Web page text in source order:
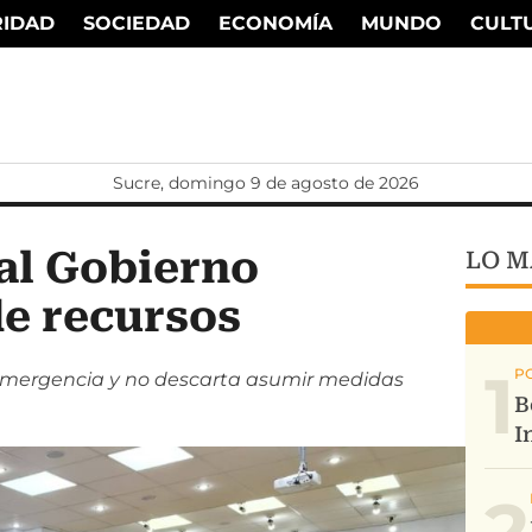
SOCIEDAD ECONOMÍA MUNDO
Sucre, domingo 9 de agosto de 2026
Gobierno
recursos
y no descarta asumir medidas
LO
1